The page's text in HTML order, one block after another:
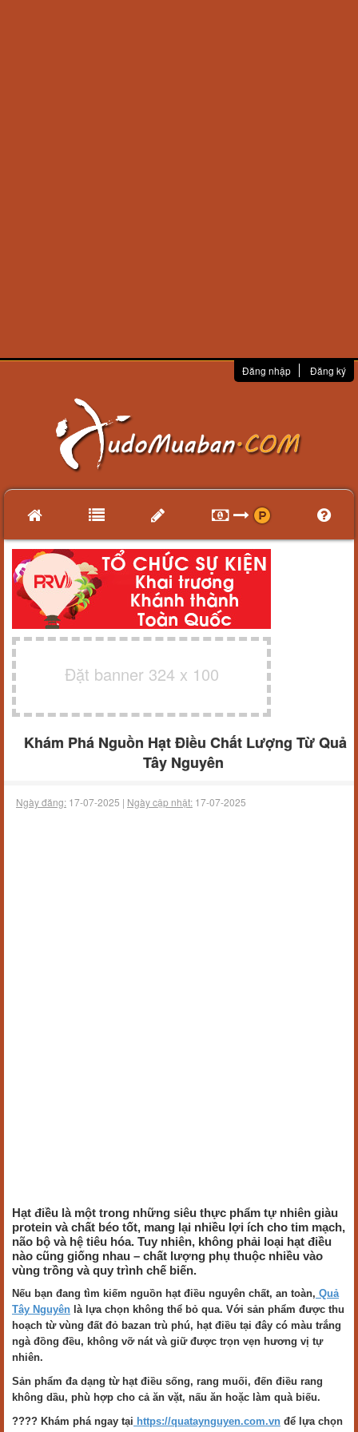
Đăng nhập Đăng ký
Đặt banner 324 x 100
Khám Phá Nguồn Hạt Điều Chất Lượng Từ Quả
Tây Nguyên
Ngày đăng: 17-07-2025 | Ngày cập nhật: 17-07-2025
Hạt điều là một trong những siêu thực phẩm tự nhiên giàu
protein và chất béo tốt, mang lại nhiều lợi ích cho tim mạch,
não bộ và hệ tiêu hóa. Tuy nhiên, không phải loại hạt điều
nào cũng giống nhau – chất lượng phụ thuộc nhiều vào
vùng trồng và quy trình chế biến.
Nếu bạn đang tìm kiếm nguồn hạt điều nguyên chất, an toàn, Quả
Tây Nguyên là lựa chọn không thể bỏ qua. Với sản phẩm được thu
hoạch từ vùng đất đỏ bazan trù phú, hạt điều tại đây có màu trắng
ngà đồng đều, không vỡ nát và giữ được trọn vẹn hương vị tự
nhiên.
Sản phẩm đa dạng từ hạt điều sống, rang muối, đến điều rang
không dầu, phù hợp cho cả ăn vặt, nấu ăn hoặc làm quà biếu.
???? Khám phá ngay tại https://quataynguyen.com.vn để lựa chọn